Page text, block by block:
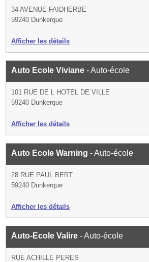
34 AVENUE FAIDHERBE
59240 Dunkerque
Afficher les détails
Auto Ecole Viviane - Auto-école
101 RUE DE L HOTEL DE VILLE
59240 Dunkerque
Afficher les détails
Auto Ecole Warning - Auto-école
28 RUE PAUL BERT
59240 Dunkerque
Afficher les détails
Auto-Ecole Valire - Auto-école
RUE ACHILLE PERES